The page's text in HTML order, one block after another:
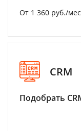
От 1 360 руб./
CRM
Подобрать